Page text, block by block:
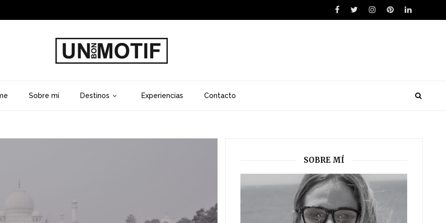
Sobre mí Destinos Experiencias Contacto
SOBRE MÍ